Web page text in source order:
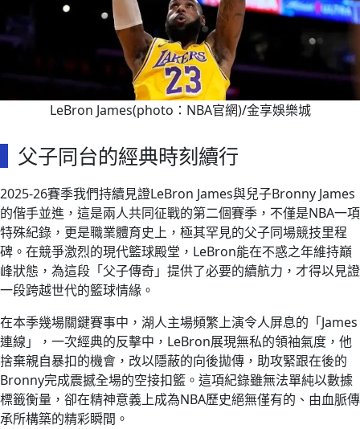
LeBron James(photo：NBA官網)/金享娛樂城
父子同台的經典時刻續行
2025-26賽季我們持續見證LeBron James與兒子Bronny James
的偕手並進，這是兩人共同征戰的第二個賽季，不僅是NBA一項
特殊紀錄，更是職業體育史上，極其罕見的父子同場競技里程
碑。在競爭激烈的現代籃球殿堂，LeBron能在不惑之年維持巔
峰狀態，為這段「父子傳奇」提供了必要的續航力，才得以見證
一段跨越世代的籃球情緣。
在本季幾場關鍵賽事中，湖人主場頻繁上演令人屏息的「James
連線」，一次經典的反擊中，LeBron展現無私的領袖氣度，他
捨棄親自暴扣的機會，改以隱蔽的向後拋傳，助攻緊跟在後的
Bronny完成震撼全場的空接扣籃。這項紀錄雖無法單純以數據
標籤衡量，卻在精神意義上成為NBA歷史絕無僅有的、由血脈傳
承所構築的精彩瞬間。